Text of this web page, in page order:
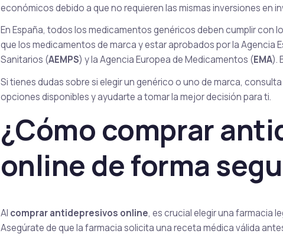
económicos debido a que no requieren las mismas inversiones en
En España, todos los medicamentos genéricos deben cumplir con
que los medicamentos de marca y estar aprobados por la Agencia
Sanitarios (AEMPS) y la Agencia Europea de Medicamentos (EMA).
Si tienes dudas sobre si elegir un genérico o uno de marca,
opciones disponibles y ayudarte a tomar la mejor decisión para ti.
¿Cómo comprar
online de forma
Al comprar antidepresivos online, es crucial elegir una farmacia
Asegúrate de que la farmacia solicita una receta médica válida